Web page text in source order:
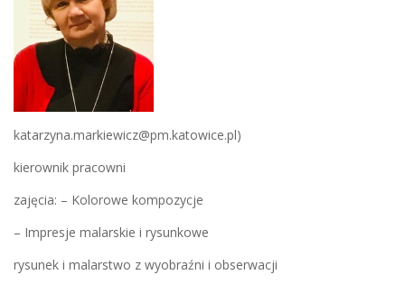
katarzyna.markiewicz@pm.katowice.pl)
kierownik pracowni
zajęcia: – Kolorowe kompozycje
– Impresje malarskie i rysunkowe
rysunek i malarstwo z wyobraźni i obserwacji